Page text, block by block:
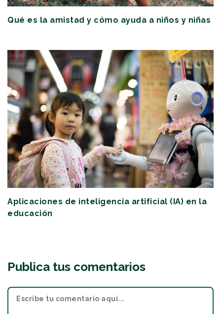
Qué es la amistad y cómo ayuda a niños y niñas
Aplicaciones de inteligencia artificial (IA) en la
educación
Publica tus comentarios